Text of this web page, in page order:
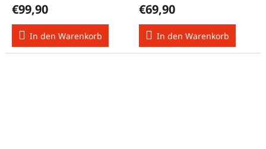
€99,90
In den Warenkorb
€69,90
In den Warenkorb